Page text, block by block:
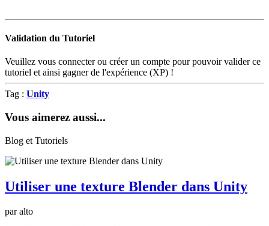
Validation du Tutoriel
Veuillez vous connecter ou créer un compte pour pouvoir valider ce
tutoriel et ainsi gagner de l'expérience (XP) !
Tag : Unity
Vous aimerez aussi...
Blog et Tutoriels
Utiliser une texture Blender dans Unity
par alto